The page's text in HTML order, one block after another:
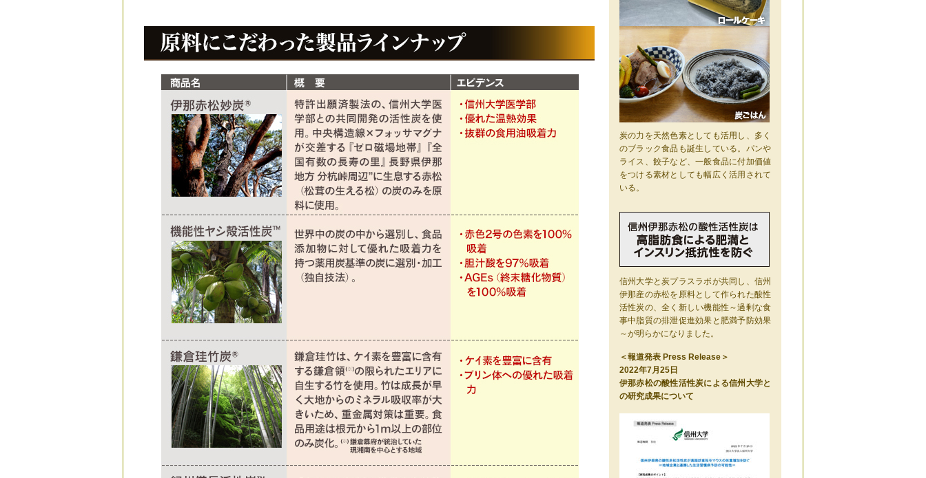
炭の力を天然色素としても活用し、多く
のブラック食品も誕生している。パンや
ライス、餃子など、一般食品に付加価値
をつける素材としても幅広く活用されて
いる。
信州大学と炭プラスラボが共同し、信州
伊那産の赤松を原料として作られた酸性
活性炭の、全く新しい機能性～過剰な食
事中脂質の排泄促進効果と肥満予防効果
～が明らかになりました。
＜報道発表 Press Release＞
2022年7月25日
伊那赤松の酸性活性炭による信州大学と
の研究成果について